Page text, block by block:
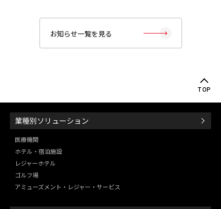
お知らせ一覧を見る
TOP
業種別ソリューション
医療機関
ホテル・宿泊施設
レジャーホテル
ゴルフ場
アミューズメント・レジャー・ サービス